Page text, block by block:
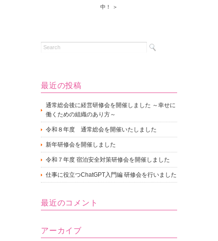
中！ ＞
最近の投稿
通常総会後に経営研修会を開催しました ～幸せに
働くための組織のあり方～
令和８年度 通常総会を開催いたしました
新年研修会を開催しました
令和７年度 宿泊安全対策研修会を開催しました
仕事に役立つChatGPT入門編 研修会を行いました
最近のコメント
アーカイブ